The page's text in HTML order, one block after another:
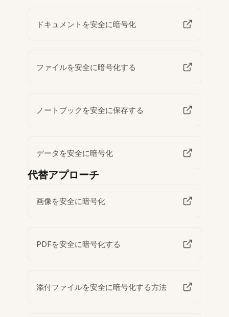
ドキュメントを安全に暗号化
ファイルを安全に暗号化する
ノートブックを安全に保存する
データを安全に暗号化
代替アプローチ
画像を安全に暗号化
PDFを安全に暗号化する
添付ファイルを安全に暗号化する方法